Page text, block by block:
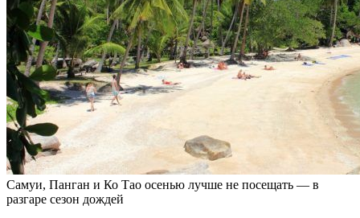
Самуи, Панган и Ко Тао осенью лучше не посещать — в
разгаре сезон дождей